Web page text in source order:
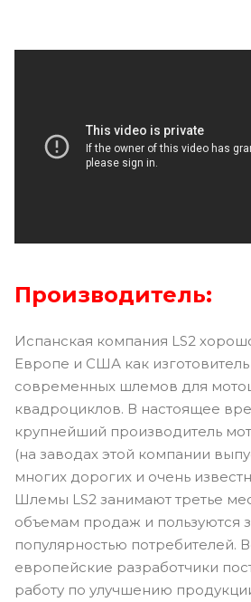
Производитель:
Испанская компания LS2
Европе и США как
современных шлемов для
квадроциклов. В настоящее
крупнейший производитель
(на заводах этой компании
многих дорогих и очень
Шлемы LS2 занимают третье
объемам продаж и пользуются
популярностью потребителей.
европейские разработчики
работу по улучшению